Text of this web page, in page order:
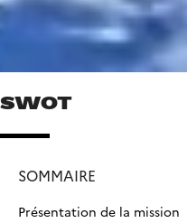
SWOT
SOMMAIRE
Présentation de la mission